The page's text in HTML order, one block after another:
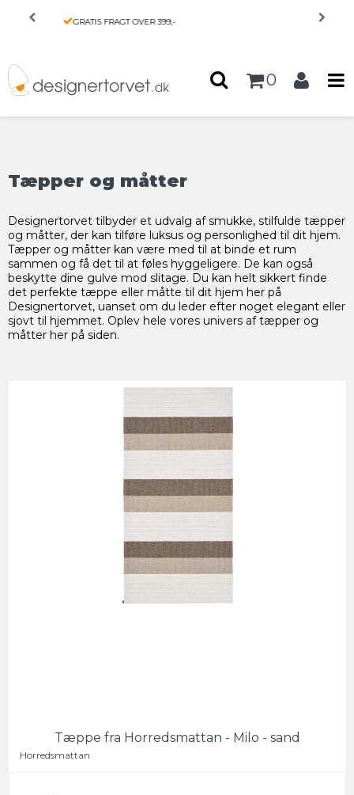
E-MÆRKET - DIN GARANTI
0
Forside Produkter / INTERIØR /
Tæpper og måtter
Designertorvet tilbyder et udvalg af smukke, stilfulde tæpper
og måtter, der kan tilføre luksus og personlighed til dit hjem.
Tæpper og måtter kan være med til at binde et rum
sammen og få det til at føles hyggeligere. De kan også
beskytte dine gulve mod slitage. Du kan helt sikkert finde
det perfekte tæppe eller måtte til dit hjem her på
Designertorvet, uanset om du leder efter noget elegant eller
sjovt til hjemmet. Oplev hele vores univers af tæpper og
måtter her på siden.
Tæppe fra Horredsmattan - Milo - sand
Horredsmattan